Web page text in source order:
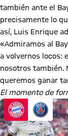
también ante el
precisamente lo
así, Luis Enrique
«Admiramos al
a volvernos locos:
nosotros también.
queremos ganar
El momento de